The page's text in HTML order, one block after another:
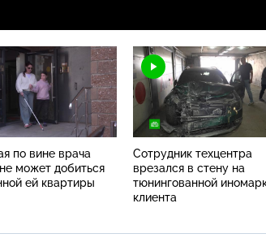
по вине врача
может добиться
ей квартиры
Сотрудник техцентра
врезался в стену на
тюнингованной
клиента